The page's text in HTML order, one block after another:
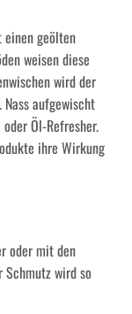
geölten
weisen diese
wird der
aufgewischt
Öl-Refresher.
ihre Wirkung
oder mit den
Schmutz wird so